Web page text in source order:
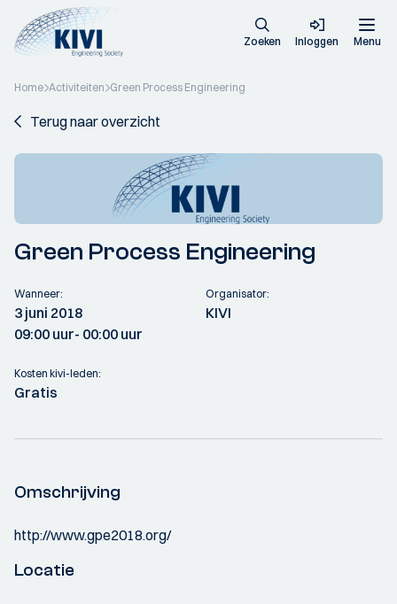
Zoeken Inloggen Menu
Home Activiteiten Green Process Engineering
Terug naar overzicht
Green Process Engineering
Wanneer:
3 juni 2018
09:00 uur- 00:00 uur
Organisator:
KIVI
Kosten kivi-leden:
Gratis
Omschrijving
http://www.gpe2018.org/
Locatie